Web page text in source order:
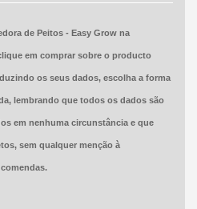
de Peitos - Easy Grow na
em comprar sobre o producto
os seus dados, escolha a forma
lembrando que todos os dados são
em nenhuma circunstância e que
sem qualquer menção à